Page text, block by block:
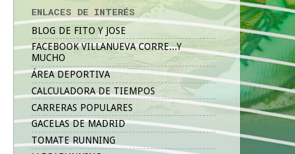
ENLACES DE INTERÉS
BLOG DE FITO Y JOSE
FACEBOOK VILLANUEVA CORRE...Y
MUCHO
ÁREA DEPORTIVA
CALCULADORA DE TIEMPOS
CARRERAS POPULARES
GACELAS DE MADRID
TOMATE RUNNING